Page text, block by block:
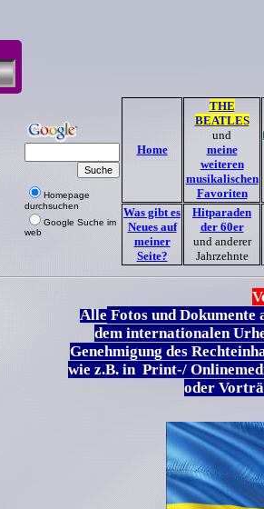
Homepage
durchsuchen
Google Suche im
web
Home
THE
BEATLES
und
meine
weiteren
musikalischen
Favoriten
Was gibt es
Neues auf
meiner
Seite?
Hitparaden
der 60er
und anderer
Jahrzehnte
AlleFotos und Dokumente
dem internationalen
Genehmigung des
wie z.B. in Print-/
oder